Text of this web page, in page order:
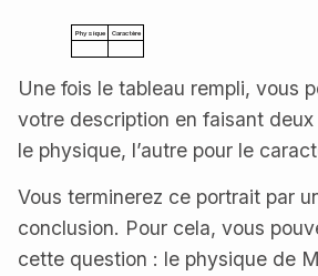
Physique Caractère
Une fois le tableau rempli, vous
votre description en faisant deux
le physique, l’autre pour le
Vous terminerez ce portrait par
conclusion. Pour cela, vous
cette question : le physique de